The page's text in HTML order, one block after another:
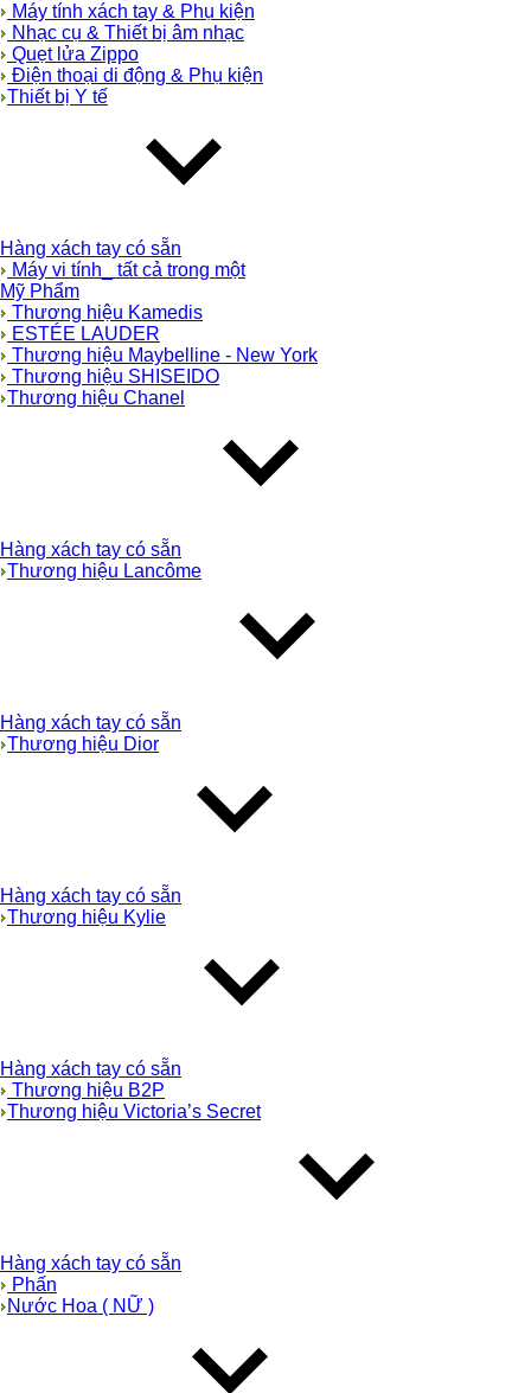
Máy tính xách tay & Phụ kiện
Nhạc cụ & Thiết bị âm nhạc
Quẹt lửa Zippo
Điện thoại di động & Phụ kiện
Thiết bị Y tế
Hàng xách tay có sẵn
Máy vi tính_ tất cả trong một
Mỹ Phẩm
Thương hiệu Kamedis
ESTÉE LAUDER
Thương hiệu Maybelline - New York
Thương hiệu SHISEIDO
Thương hiệu Chanel
Hàng xách tay có sẵn
Thương hiệu Lancôme
Hàng xách tay có sẵn
Thương hiệu Dior
Hàng xách tay có sẵn
Thương hiệu Kylie
Hàng xách tay có sẵn
Thương hiệu B2P
Thương hiệu Victoria’s Secret
Hàng xách tay có sẵn
Phấn
Nước Hoa ( NỮ )